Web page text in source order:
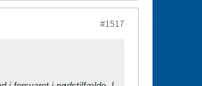
#1517